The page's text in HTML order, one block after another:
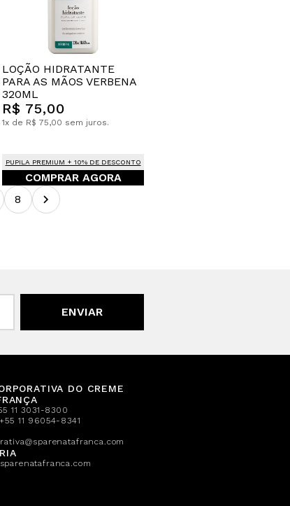
LOÇÃO HIDRATANTE
PARA AS MÃOS VERBENA
320ML
R$ 75,00
1x de R$ 75,00 sem juros.
PUPILA PREMIUM + 10% DE DESCONTO
COMPRAR AGORA
8
ENVIAR
DO CREME
11 3031-8300
+55 11 96054-8341